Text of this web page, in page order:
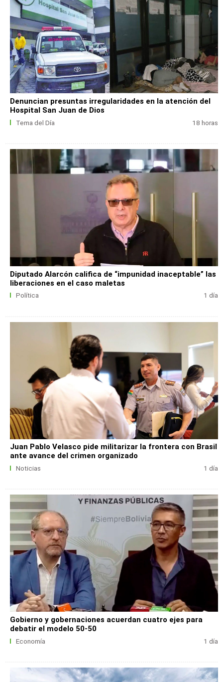
Denuncian presuntas irregularidades en la atención del
Hospital San Juan de Dios
Tema del Día 18 horas
Diputado Alarcón califica de “impunidad inaceptable” las
liberaciones en el caso maletas
Política 1 día
Juan Pablo Velasco pide militarizar la frontera con Brasil
ante avance del crimen organizado
Noticias 1 día
Gobierno y gobernaciones acuerdan cuatro ejes para
debatir el modelo 50-50
Economía 1 día